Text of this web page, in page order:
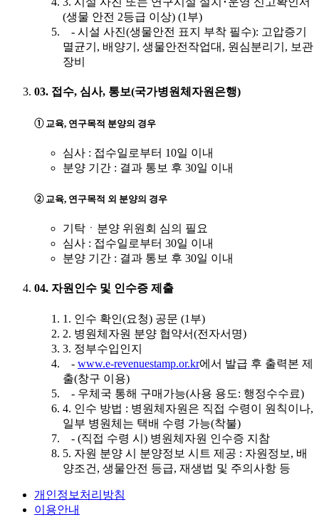
(생물 안전 2등급 이상) (1부)
- 시설 사진(생물안전 표지 부착 필수): 고압증기
멸균기, 배양기, 생물안전작업대, 원심분리기, 보관
장비
03. 접수, 심사, 통보(국가병원체자원은행)
➀ 교육, 연구목적 분양의 경우
심사 : 접수일로부터 10일 이내
분양 기간 : 결과 통보 후 30일 이내
➁ 교육, 연구목적 외 분양의 경우
기탁ㆍ분양 위원회 심의 필요
심사 : 접수일로부터 30일 이내
분양 기간 : 결과 통보 후 30일 이내
04. 자원인수 및 인수증 제출
1. 인수 확인(요청) 공문 (1부)
2. 병원체자원 분양 협약서(전자서명)
3. 정부수입인지
- www.e-revenuestamp.or.kr에서 발급 후 출력본 제
출(창구 이용)
- 우체국 통해 구매가능(사용 용도: 행정수수료)
4. 인수 방법 : 병원체자원은 직접 수령이 원칙이나,
일부 병원체는 택배 수령 가능(착불)
- (직접 수령 시) 병원체자원 인수증 지참
5. 자원 분양 시 분양정보 시트 제공 : 자원정보, 배
양조건, 생물안전 등급, 재생법 및 주의사항 등
개인정보처리방침
이용안내